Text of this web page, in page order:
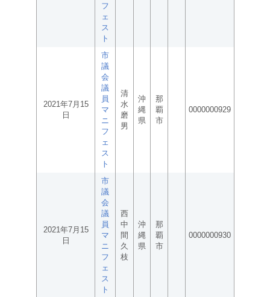
フ
ェ
ス
ト
2021年7月15
日
市
議
会
議
員
マ
ニ
フ
ェ
ス
ト
清
水
磨
男
沖
縄
県
那
覇
市
0000000929
2021年7月15
日
市
議
会
議
員
マ
ニ
フ
ェ
ス
ト
西
中
間
久
枝
沖
縄
県
那
覇
市
0000000930